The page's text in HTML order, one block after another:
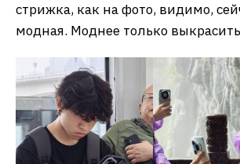
стрижка, как на фото, видимо,
модная. Моднее только